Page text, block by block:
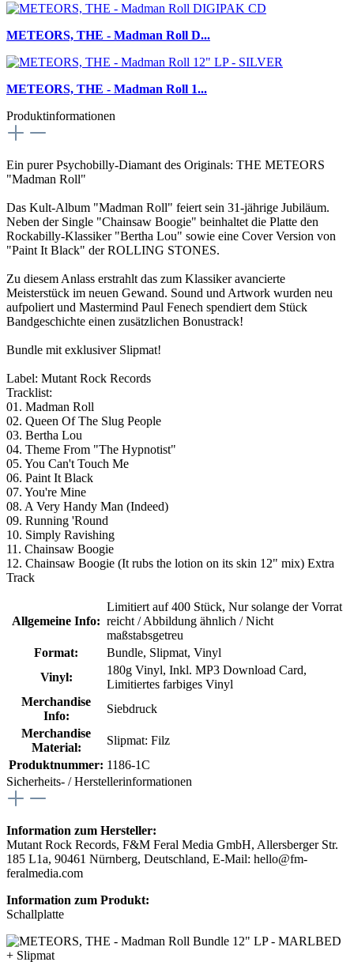
METEORS, THE - Madman Roll D...
METEORS, THE - Madman Roll 1...
Produktinformationen
Ein purer Psychobilly-Diamant des Originals: THE METEORS
"Madman Roll"
Das Kult-Album "Madman Roll" feiert sein 31-jährige Jubiläum.
Neben der Single "Chainsaw Boogie" beinhaltet die Platte den
Rockabilly-Klassiker "Bertha Lou" sowie eine Cover Version von
"Paint It Black" der ROLLING STONES.
Zu diesem Anlass erstrahlt das zum Klassiker avancierte
Meisterstück im neuen Gewand. Sound und Artwork wurden neu
aufpoliert und Mastermind Paul Fenech spendiert dem Stück
Bandgeschichte einen zusätzlichen Bonustrack!
Bundle mit exklusiver Slipmat!
Label: Mutant Rock Records
Tracklist:
01. Madman Roll
02. Queen Of The Slug People
03. Bertha Lou
04. Theme From "The Hypnotist"
05. You Can't Touch Me
06. Paint It Black
07. You're Mine
08. A Very Handy Man (Indeed)
09. Running 'Round
10. Simply Ravishing
11. Chainsaw Boogie
12. Chainsaw Boogie (It rubs the lotion on its skin 12" mix) Extra
Track
Allgemeine Info:
Limitiert auf 400 Stück, Nur solange der Vorrat
reicht / Abbildung ähnlich / Nicht
maßstabsgetreu
Format:
Bundle, Slipmat, Vinyl
Vinyl:
180g Vinyl, Inkl. MP3 Download Card,
Limitiertes farbiges Vinyl
Merchandise
Info:
Siebdruck
Merchandise
Material:
Slipmat: Filz
Produktnummer: 1186-1C
Sicherheits- / Herstellerinformationen
Information zum Hersteller:
Mutant Rock Records, F&M Feral Media GmbH, Allersberger Str.
185 L1a, 90461 Nürnberg, Deutschland, E-Mail: hello@fm-
feralmedia.com
Information zum Produkt:
Schallplatte